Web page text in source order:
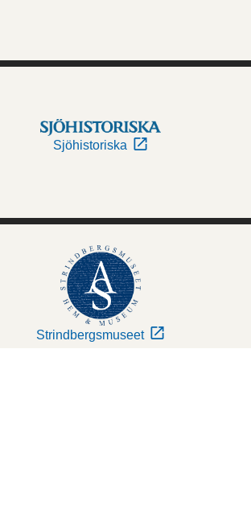
Sjöhistoriska
Strindbergsmuseet